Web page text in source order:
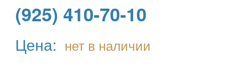
(925) 410-70-10
Цена: нет в наличии